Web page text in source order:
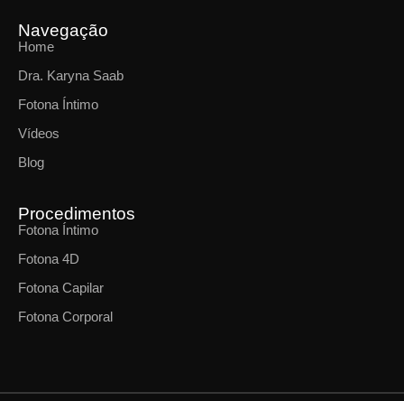
Navegação
Home
Dra. Karyna Saab
Fotona Íntimo
Vídeos
Blog
Procedimentos
Fotona Íntimo
Fotona 4D
Fotona Capilar
Fotona Corporal